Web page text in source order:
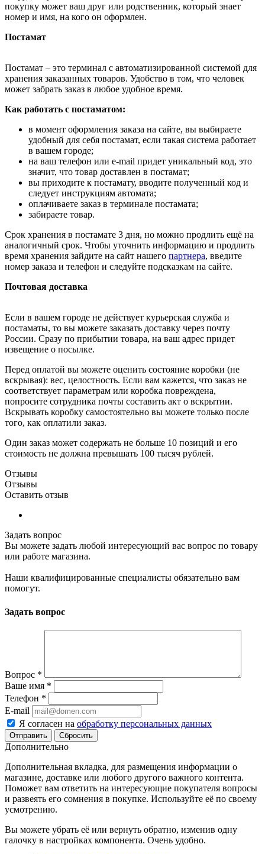
покупку может ваш друг или родственник, который знает
номер и имя, на кого он оформлен.
Постамат
Постамат – это терминал с автоматизированной системой для
хранения заказанных товаров. Удобство в том, что человек
может забрать заказ в любое удобное время.
Как работать с постаматом:
в момент оформления заказа на сайте, вы выбираете
удобный для себя постамат, если такая система работает
в вашем городе;
на ваш телефон или e-mail придет уникальный код, это
значит, что товар доставлен в постамат;
вы приходите к постамату, вводите полученный код и
следует инструкциям автомата;
оплачиваете заказ в терминале постамата;
забираете товар.
Срок хранения в постамате 3 дня, но можно продлить ещё на
аналогичный срок. Чтобы уточнить информацию и продлить
время хранения зайдите на сайт нашего партнера, введите
номер заказа и телефон и следуйте подсказкам на сайте.
Почтовая доставка
Если в вашем городе не действует курьерская служба и
постаматы, то вы можете заказать доставку через почту
России. Сразу по прибытии товара, на ваш адрес придет
извещение о посылке.
Перед оплатой вы можете оценить состояние коробки (не
вскрывая): вес, целостность. Если вам кажется, что заказ не
соответствует параметрам или коробка повреждена,
попросите сотрудника почты составить акт о вскрытии.
Вскрывать коробку самостоятельно вы можете только после
того, как оплатили заказ.
Один заказ может содержать не больше 10 позиций и его
стоимость не должна превышать 100 тысяч рублей.
Отзывы
Отзывы
Оставить отзыв
Задать вопрос
Вы можете задать любой интересующий вас вопрос по товару
или работе магазина.
Наши квалифицированные специалисты обязательно вам
помогут.
Задать вопрос
Вопрос *
Ваше имя *
Телефон *
E-mail
Я согласен на обработку персональных данных
Сбросить
Дополнительно
Дополнительная вкладка, для размещения информации о
магазине, доставке или любого другого важного контента.
Поможет вам ответить на интересующие покупателя вопросы
и развеять его сомнения в покупке. Используйте её по своему
усмотрению.
Вы можете убрать её или вернуть обратно, изменив одну
галочку в настройках компонента. Очень удобно.